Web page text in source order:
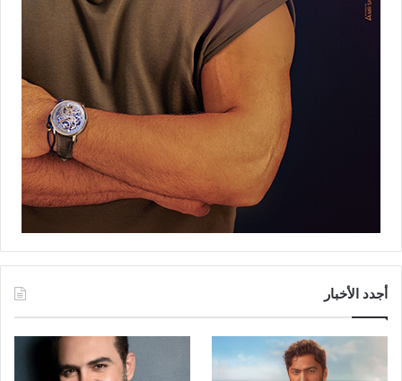
أجدد الأخبار